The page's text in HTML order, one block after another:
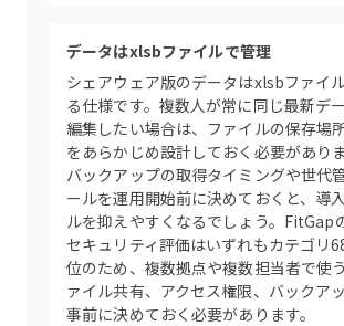
データはxlsbファイルで管理
シェアウェア版のデータはxlsbファイ
る仕様です。複数人が常に同じ最新デ
編集したい場合は、ファイルの保存場
をあらかじめ設計しておく必要があり
バックアップの取得タイミングや世代
ールを運用開始前に決めておくと、導
ルを抑えやすくなるでしょう。FitGap
セキュリティ評価はいずれもカテゴリ
位のため、複数拠点や複数担当者で使
ァイル共有、アクセス権限、バックア
事前に決めておく必要があります。